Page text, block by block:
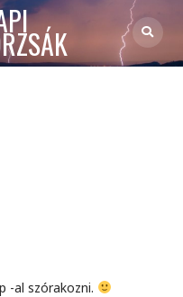
-al szórakozni.